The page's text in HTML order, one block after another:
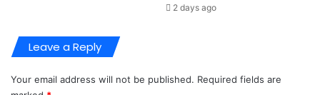
2 days ago
Leave a Reply
Your email address will not be published. Required fields are